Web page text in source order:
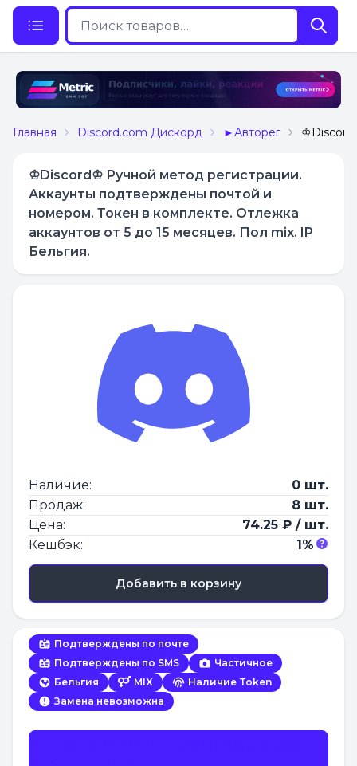
Главная Discord.com Дискорд ►Авторег
♔Discord♔ Ручной метод регистрации.
Аккаунты подтверждены почтой и
номером. Токен в комплекте. Отлежка
аккаунтов от 5 до 15 месяцев. Пол mix. IP
Бельгия.
Подтверждены по почте
Подтверждены по SMS
Частичное
Бельгия
MIX
Наличие Token
Замена невозможна
Наличие:
0 шт.
Продаж:
8 шт.
Цена:
74.25 ₽ / шт.
Кешбэк:
1%
Добавить в корзину